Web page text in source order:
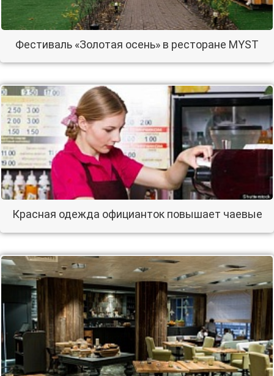
Фестиваль «Золотая осень» в ресторане MYST
Красная одежда официанток повышает чаевые